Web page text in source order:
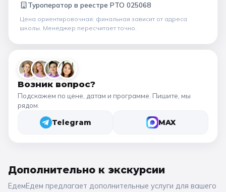
Туроператор в реестре РТО 025068
Цена ориентировочная: финальная зависит от адреса
школы. Менеджер пересчитает точно.
Возник вопрос?
Подскажем по цене, датам и программе. Пишите, мы
рядом.
Telegram MAX
Дополнительно к экскурсии
ЕдемЕдем предлагает дополнительные услуги для вашего